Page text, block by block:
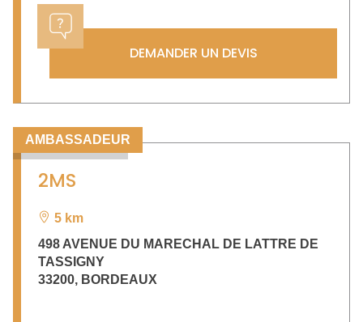
DEMANDER UN DEVIS
AMBASSADEUR
2MS
5 km
498 AVENUE DU MARECHAL DE LATTRE DE
TASSIGNY
33200, BORDEAUX